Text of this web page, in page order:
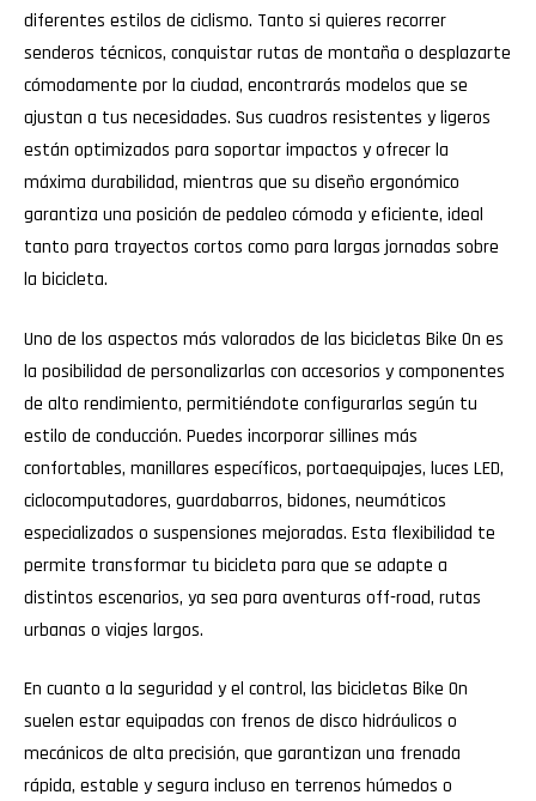
diferentes estilos de ciclismo. Tanto si quieres recorrer
senderos técnicos, conquistar rutas de montaña o desplazarte
cómodamente por la ciudad, encontrarás modelos que se
ajustan a tus necesidades. Sus cuadros resistentes y ligeros
están optimizados para soportar impactos y ofrecer la
máxima durabilidad, mientras que su diseño ergonómico
garantiza una posición de pedaleo cómoda y eficiente, ideal
tanto para trayectos cortos como para largas jornadas sobre
la bicicleta.
Uno de los aspectos más valorados de las bicicletas Bike On es
la posibilidad de personalizarlas con accesorios y componentes
de alto rendimiento, permitiéndote configurarlas según tu
estilo de conducción. Puedes incorporar sillines más
confortables, manillares específicos, portaequipajes, luces LED,
ciclocomputadores, guardabarros, bidones, neumáticos
especializados o suspensiones mejoradas. Esta flexibilidad te
permite transformar tu bicicleta para que se adapte a
distintos escenarios, ya sea para aventuras off-road, rutas
urbanas o viajes largos.
En cuanto a la seguridad y el control, las bicicletas Bike On
suelen estar equipadas con frenos de disco hidráulicos o
mecánicos de alta precisión, que garantizan una frenada
rápida, estable y segura incluso en terrenos húmedos o